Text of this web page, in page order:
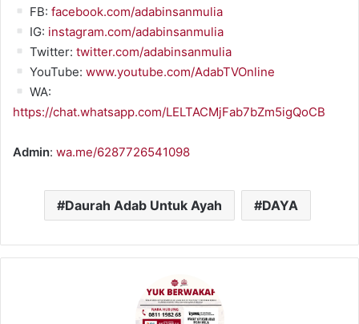
FB:facebook.com/adabinsanmulia
IG: instagram.com/adabinsanmulia
Twitter:twitter.com/adabinsanmulia
YouTube:www.youtube.com/AdabTVOnline
WA:
https://chat.whatsapp.com/LELTACMjFab7bZm5igQoCB
Admin: wa.me/6287726541098
Daurah Adab Untuk Ayah DAYA